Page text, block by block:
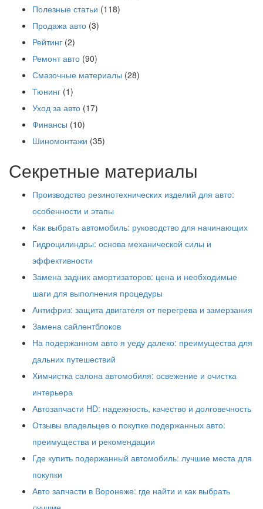
Полезные статьи (118)
Продажа авто (3)
Рейтинг (2)
Ремонт авто (90)
Смазочные материалы (28)
Тюнинг (1)
Уход за авто (17)
Финансы (10)
Шиномонтажи (35)
Секретные материалы
Производство резинотехнических изделий для авто:
особенности и этапы
Как выбрать автомобиль: руководство для начинающих
Гидроцилиндры: основа механической силы и
эффективности
Замена задних амортизаторов: цена и необходимые
шаги для выполнения процедуры
Антифриз: защита двигателя от перегрева и замерзания
Замена сайлентблоков
На подержанном авто я уеду далеко: преимущества для
дальних путешествий
Химчистка салона автомобиля: освежение и очистка
интерьера
Автозапчасти HD: надежность, качество и долговечность
Отзывы владельцев о покупке подержанных авто:
преимущества и рекомендации
Где купить подержанный автомобиль: лучшие места для
покупки
Авто запчасти в Воронеже: где найти и как выбрать